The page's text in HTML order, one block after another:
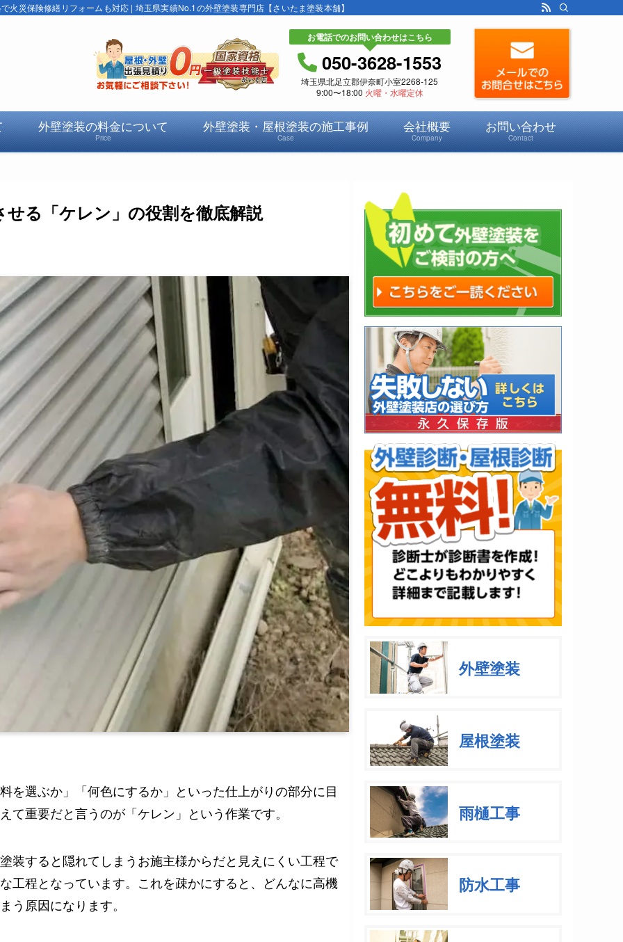
災保険修繕リフォームも対応 | 埼玉県実績No.1の外壁塗装専門店【さいたま塗装本舗】
外壁塗装の料金について
Price
外壁塗装・屋根塗装の施工事例
Case
会社概要
Company
お問い合わせ
Contact
お電話でのお問い合わせはこちら
050-3628-1553
埼玉県北足立郡伊奈町小室2268-125
9:00〜18:00 火曜・水曜定休
る「ケレン」の役割を徹底解説
を選ぶか」「何色にするか」といった仕上がりの部分に目
重要だと言うのが「ケレン」という作業です。
装すると隠れてしまうお施主様からだと見えにくい工程で
工程となっています。これを疎かにすると、どんなに高機
う原因になります。
外壁塗装
屋根塗装
雨樋工事
防水工事